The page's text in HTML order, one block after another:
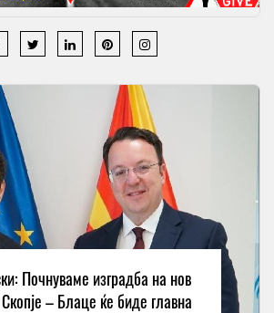
Почнуваме изградба на нов
– Блаце ќе биде главна